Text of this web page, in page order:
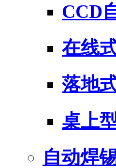
CCD
在线
落地
桌上
自动焊